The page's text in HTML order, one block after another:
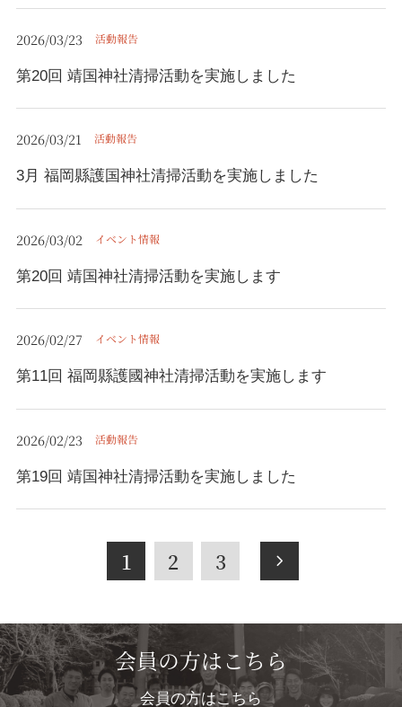
2026/03/23 活動報告
第20回 靖国神社清掃活動を実施しました
2026/03/21 活動報告
3月 福岡縣護国神社清掃活動を実施しました
2026/03/02 イベント情報
第20回 靖国神社清掃活動を実施します
2026/02/27 イベント情報
第11回 福岡縣護國神社清掃活動を実施します
2026/02/23 活動報告
第19回 靖国神社清掃活動を実施しました
1 2 3
会員の方はこちら
会員の方はこちら